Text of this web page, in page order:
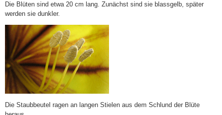
Die Blüten sind etwa 20 cm lang. Zunächst sind sie blassgelb, später
werden sie dunkler.
Die Staubbeutel ragen an langen Stielen aus dem Schlund der Blüte